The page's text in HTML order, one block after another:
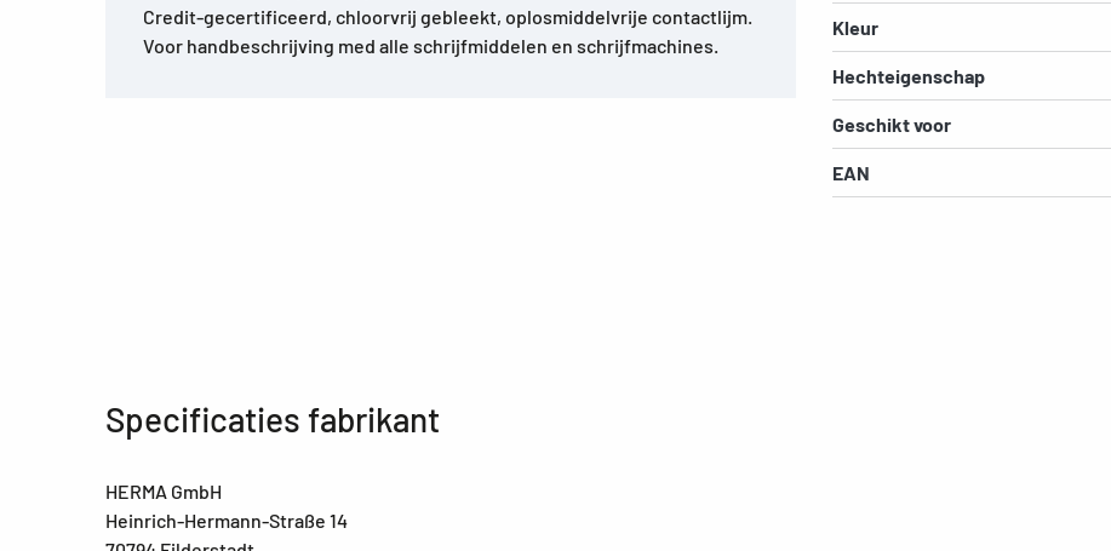
Credit-gecertificeerd, chloorvrij gebleekt, oplosmiddelvrije contactlijm.
Voor handbeschrijving med alle schrijfmiddelen en schrijfmachines.
Kleur
Hechteigenschap
Geschikt voor
EAN
Specificaties fabrikant
HERMA GmbH
Heinrich-Hermann-Straße 14